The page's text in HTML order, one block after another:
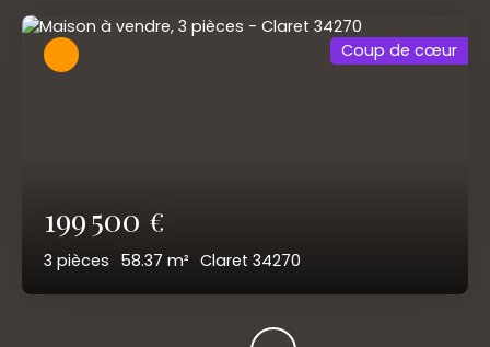
199 500 €
3 pièces 58.37 m² Claret 34270
Coup de cœur